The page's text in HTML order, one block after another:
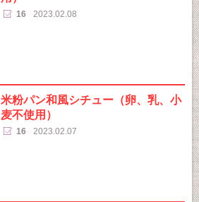
16 2023.02.08
米粉パン和風シチュー（卵、乳、小
麦不使用）
16 2023.02.07